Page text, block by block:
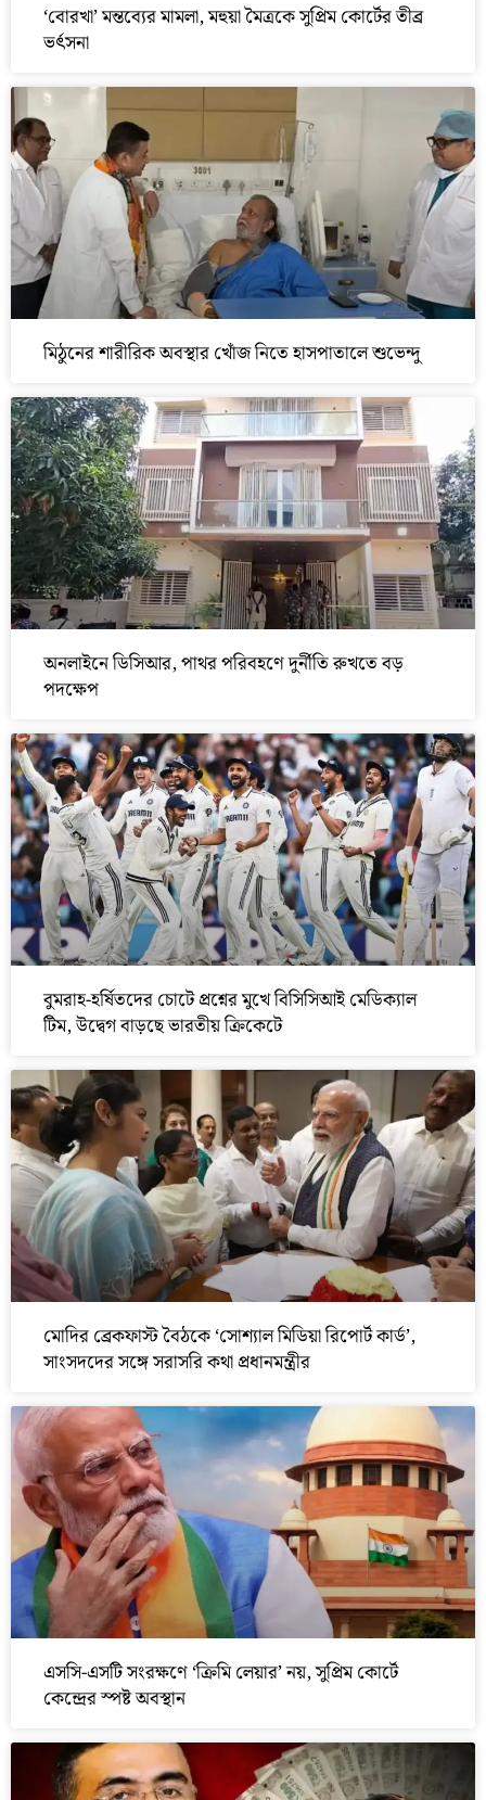
‘বোরখা’ মন্তব্যের মামলা, মহুয়া মৈত্রকে সুপ্রিম কোর্টের তীব্র
ভর্ৎসনা
মিঠুনের শারীরিক অবস্থার খোঁজ নিতে হাসপাতালে শুভেন্দু
অনলাইনে ডিসিআর, পাথর পরিবহণে দুর্নীতি রুখতে বড়
পদক্ষেপ
বুমরাহ-হর্ষিতদের চোটে প্রশ্নের মুখে বিসিসিআই মেডিক্যাল
টিম, উদ্বেগ বাড়ছে ভারতীয় ক্রিকেটে
মোদির ব্রেকফাস্ট বৈঠকে ‘সোশ্যাল মিডিয়া রিপোর্ট কার্ড’,
সাংসদদের সঙ্গে সরাসরি কথা প্রধানমন্ত্রীর
এসসি-এসটি সংরক্ষণে ‘ক্রিমি লেয়ার’ নয়, সুপ্রিম কোর্টে
কেন্দ্রের স্পষ্ট অবস্থান